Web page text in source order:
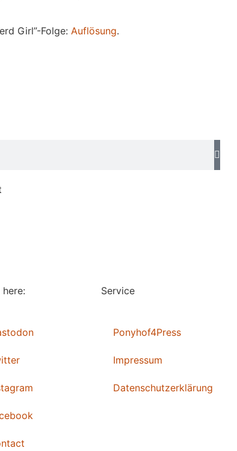
Girl”-Folge: Auflösung.
here: Service
Ponyhof4Press
Impressum
Datenschutzerklärung